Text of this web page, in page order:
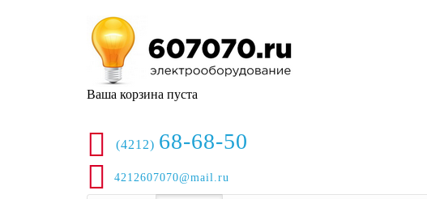
Ваша корзина пуста
(4212) 68-68-50
4212607070@mail.ru